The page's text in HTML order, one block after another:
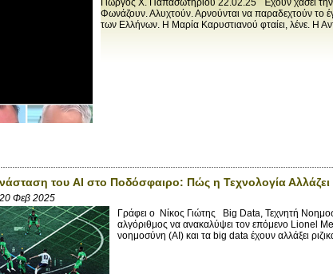
Φωνάζουν. Αλυχτούν. Αρνούνται να παραδεχτούν
των Ελλήνων. Η Μαρία Καρυστιανού φταίει, λένε. Η
του AI στο Ποδόσφαιρο: Πώς η Τεχνολογία
Φεβ 2025
Γράφει ο Νίκος Γιώτης Big Data, Τεχνητή
αλγόριθμος να ανακαλύψει τον επόμενο Lionel
νοημοσύνη (AI) και τα big data έχουν αλλάξει